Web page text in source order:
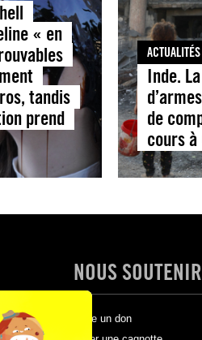
« en
tandis
prend
ACTUALITÉS
Inde.
de
cours à
NOUS SOUTENIR
Faire un don